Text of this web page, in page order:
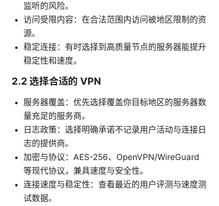
监听的风险。
访问受限内容：在合法范围内访问被地区限制的资
源。
稳定连接：有时选择到高质量节点的服务器能提升
稳定性和速度。
2.2 选择合适的 VPN
服务器覆盖：优先选择覆盖你目标地区的服务器数
量充足的服务商。
日志政策：选择明确承诺不记录用户活动与连接日
志的提供商。
加密与协议：AES-256、OpenVPN/WireGuard
等现代协议，兼具速度与安全性。
连接速度与稳定性：查看最近的用户评测与速度测
试数据。